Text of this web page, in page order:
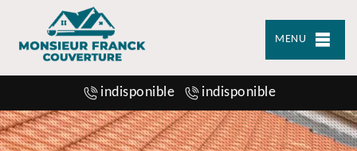
MENU
indisponible indisponible